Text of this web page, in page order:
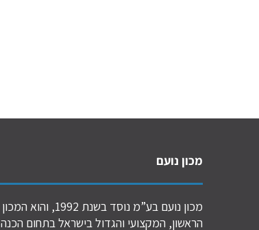
מכון נועם
מכון נועם בע”מ נוסד בשנת 1992, והוא המכון
הראשון, המקצועי והגדול בישראל בתחום הכנה